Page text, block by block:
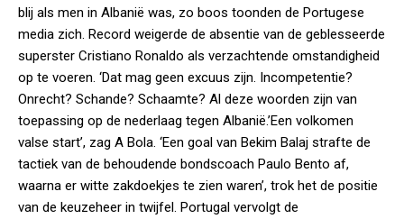
blij als men in Albanië was, zo boos toonden de Portugese
media zich. Record weigerde de absentie van de geblesseerde
superster Cristiano Ronaldo als verzachtende omstandigheid
op te voeren. ‘Dat mag geen excuus zijn. Incompetentie?
Onrecht? Schande? Schaamte? Al deze woorden zijn van
toepassing op de nederlaag tegen Albanië.’Een volkomen
valse start’, zag A Bola. ‘Een goal van Bekim Balaj strafte de
tactiek van de behoudende bondscoach Paulo Bento af,
waarna er witte zakdoekjes te zien waren’, trok het de positie
van de keuzeheer in twijfel. Portugal vervolgt de